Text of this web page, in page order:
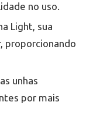
no uso.
Light, sua
proporcionando
unhas
por mais